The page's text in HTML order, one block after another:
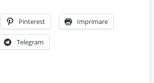
Pinterest Imprimare
Telegram